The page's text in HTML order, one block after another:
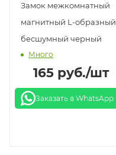
Замок межкомнатный
магнитный L-образный
бесшумный черный
Много
165руб./шт
Заказать в WhatsApp